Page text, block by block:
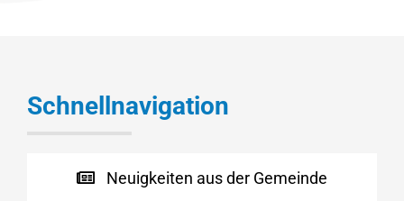
Schnellnavigation
Neuigkeiten aus der Gemeinde